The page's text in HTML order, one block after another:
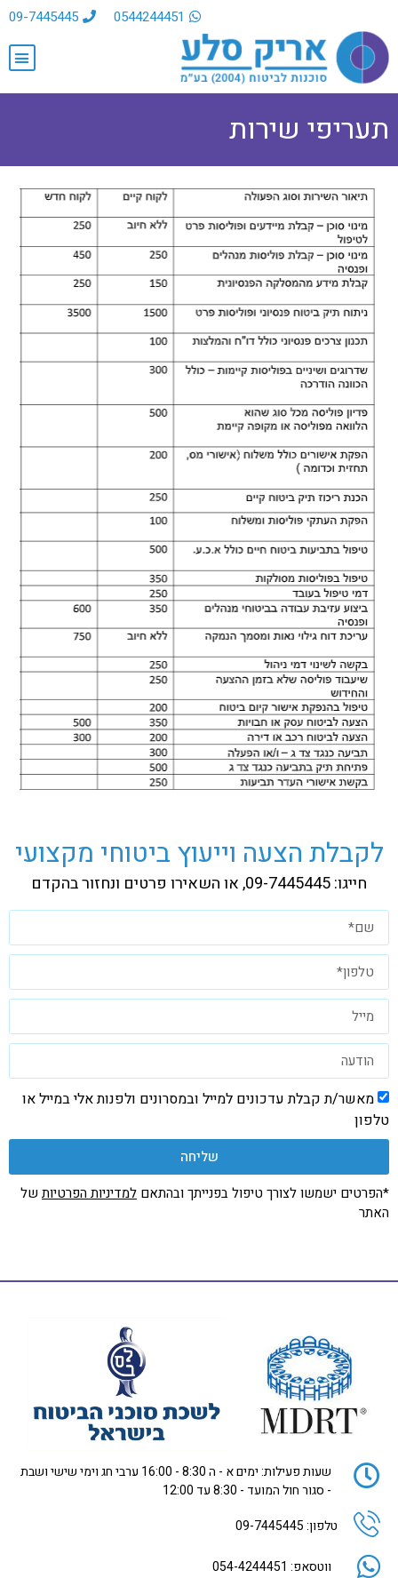
0544244451
09-7445445
תעריפי שירות
לקבלת הצעה וייעוץ ביטוחי מקצועי
חייגו: 09-7445445, או השאירו פרטים ונחזור בהקדם
מאשר/ת קבלת עדכונים למייל ובמסרונים ולפנות אלי במייל או
טלפון
שליחה
*הפרטים ישמשו לצורך טיפול בפנייתך ובהתאם למדיניות הפרטיות של
האתר
שעות פעילות: ימים א - ה 8:30 - 16:00 ערבי חג וימי שישי ושבת
- סגור חול המועד - 8:30 עד 12:00
טלפון: 09-7445445
ווטסאפ: 054-4244451